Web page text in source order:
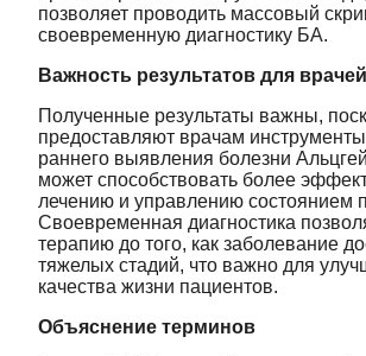
позволяет проводить массовый
своевременную диагностику БА.
Важность результатов для
Полученные результаты важны,
предоставляют врачам
раннего выявления болезни
может способствовать более
лечению и управлению состоянием
Своевременная диагностика
терапию до того, как заболевание
тяжелых стадий, что важно для
качества жизни пациентов.
Объяснение терминов